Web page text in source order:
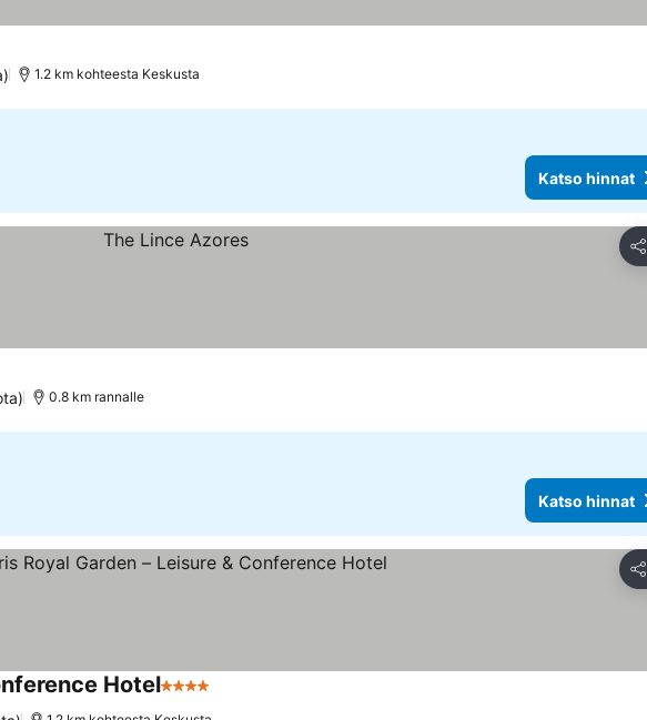
1.2 km kohteesta Keskusta
Katso hinnat
Jaa
0.8 km rannalle
Katso hinnat
Jaa
Hotel4 Tähtiluokitus